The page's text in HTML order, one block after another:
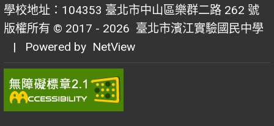
學校地址：104353 臺北市中山區樂群二路 262 號
版權所有 © 2017 - 2026 臺北市濱江實驗國民中學
| Powered by NetView